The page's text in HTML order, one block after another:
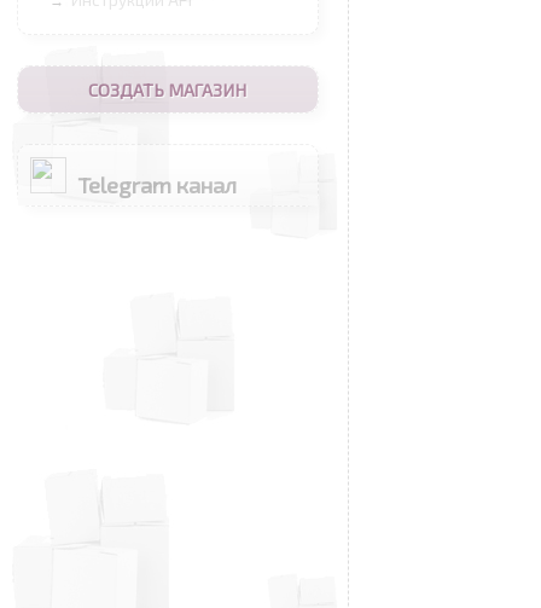
СОЗДАТЬ МАГАЗИН
Telegram канал